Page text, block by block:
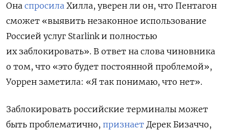
Она спросила Хилла, уверен ли он, что Пентагон
сможет «выявить незаконное использование
Россией услуг Starlink и полностью
их заблокировать». В ответ на слова чиновника
о том, что «это будет постоянной проблемой»,
Уоррен заметила: «Я так понимаю, что нет».
Заблокировать российские терминалы может
быть проблематично, признает Дерек Бизаччо,